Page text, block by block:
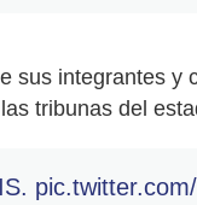
sus integrantes y
tribunas del